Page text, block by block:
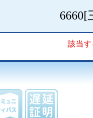
6660[
該当す